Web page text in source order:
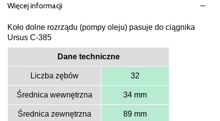
Więcej informacji
Koło dolne rozrządu (pompy oleju) pasuje do ciągnika
Ursus C-385
Dane techniczne
Liczba zębów 32
Średnica wewnętrzna 34 mm
Średnica zewnętrzna 89 mm